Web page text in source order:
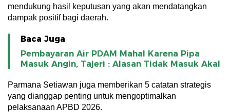
mendukung hasil keputusan yang akan mendatangkan
dampak positif bagi daerah.
Baca Juga
Pembayaran Air PDAM Mahal Karena Pipa
Masuk Angin, Tajeri : Alasan Tidak Masuk Akal
Parmana Setiawan juga memberikan 5 catatan strategis
yang dianggap penting untuk mengoptimalkan
pelaksanaan APBD 2026.